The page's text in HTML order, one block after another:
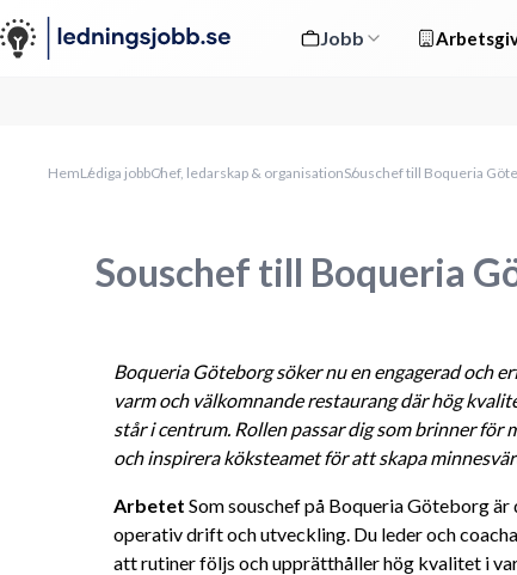
Jobb
HemLediga jobbChef, ledarskap & organisationSouschef till Boqueria
Souschef till Boqueria
Boqueria Göteborg söker nu en engagerad och
varm och välkomnande restaurang där hög
står i centrum. Rollen passar dig som brinner för
och inspirera köksteamet för att skapa
Arbetet Som souschef på Boqueria Göteborg
operativ drift och utveckling. Du leder och
att rutiner följs och upprätthåller hög kvalitet i